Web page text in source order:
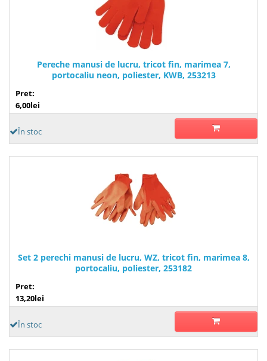
Pereche manusi de lucru, tricot fin, marimea 7,
portocaliu neon, poliester, KWB, 253213
Pret:
6,00lei
În stoc
Set 2 perechi manusi de lucru, WZ, tricot fin, marimea 8,
portocaliu, poliester, 253182
Pret:
13,20lei
În stoc